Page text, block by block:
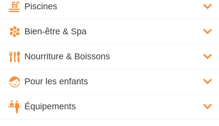
Piscines
Bien-être & Spa
Nourriture & Boissons
Pour les enfants
Équipements